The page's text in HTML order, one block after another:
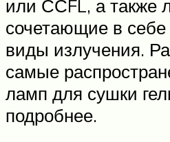
или ССFL, а также
сочетающие в
виды излучения.
самые
ламп для сушки
подробнее.